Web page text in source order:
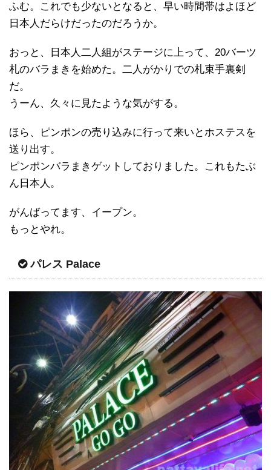
ふむ。これでも少ないとなると、早い時間帯はよほど
日本人だらけだったのだろうか。
おっと、日本人二人組がステージに上って、20バーツ
札のバラまきを始めた。二人がかりでの札束手裏剣
だ。
うーん、久々に見たような気がする。
ほら、ピンポンの売り込みに行って来いとホステスを
送り出す。
ピンポンバラまきゲットしておりました。これもたぶ
ん日本人。
がんばってます、イープン。
もっとやれ。
パレス Palace